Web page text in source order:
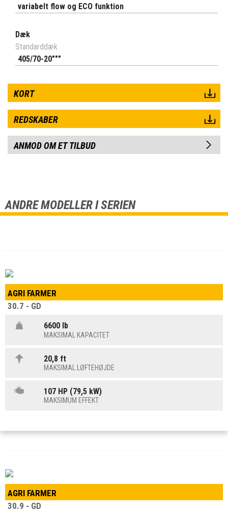
variabelt flow og ECO funktion
Dæk
Standarddæk
405/70-20"""
KORT
REDSKABER
ANMOD OM ET TILBUD
ANDRE MODELLER I SERIEN
AGRI FARMER
30.7 - GD
6600 lb
MAKSIMAL KAPACITET
20,8 ft
MAKSIMAL LØFTEHØJDE
107 HP (79,5 kW)
MAKSIMUM EFFEKT
AGRI FARMER
30.9 - GD